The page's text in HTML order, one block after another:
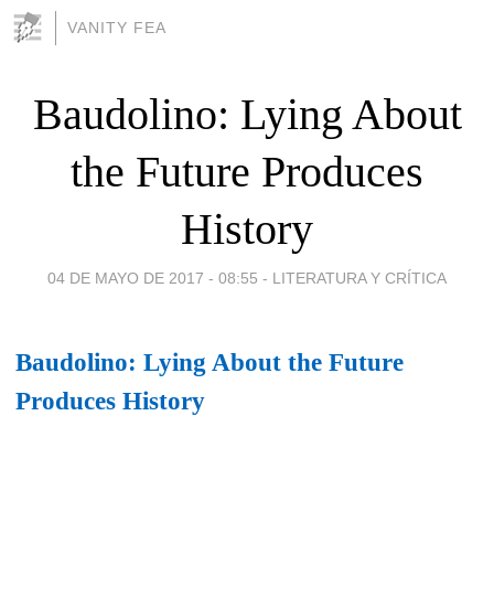
VANITY FEA
Baudolino: Lying About
the Future Produces
History
04 DE MAYO DE 2017 - 08:55 - LITERATURA Y CRÍTICA
Baudolino: Lying About the Future
Produces History